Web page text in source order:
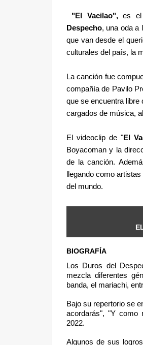
"El Vacilao",es el
Despecho, una oda a
que van desde el
culturales del país, la
La canción fue
compañía de Pavilo
que se encuentra
cargados de música,
El videoclip de "El
Boyacoman y la
de la canción.
llegando como
del mundo.
BIOGRAFÍA
Los Duros del
mezcla diferentes
banda, el mariachi,
Bajo su repertorio se
acordarás", "Y como
2022.
Algunos de sus